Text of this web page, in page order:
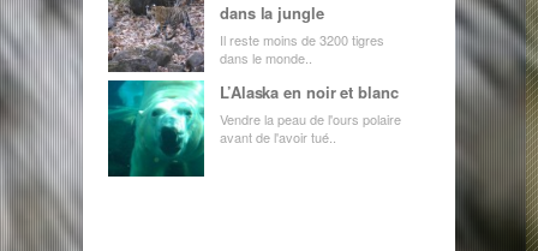
dans la jungle
Il reste moins de 3200 tigres
dans le monde..
L’Alaska en noir et blanc
Vendre la peau de l'ours polaire
avant de l'avoir tué..